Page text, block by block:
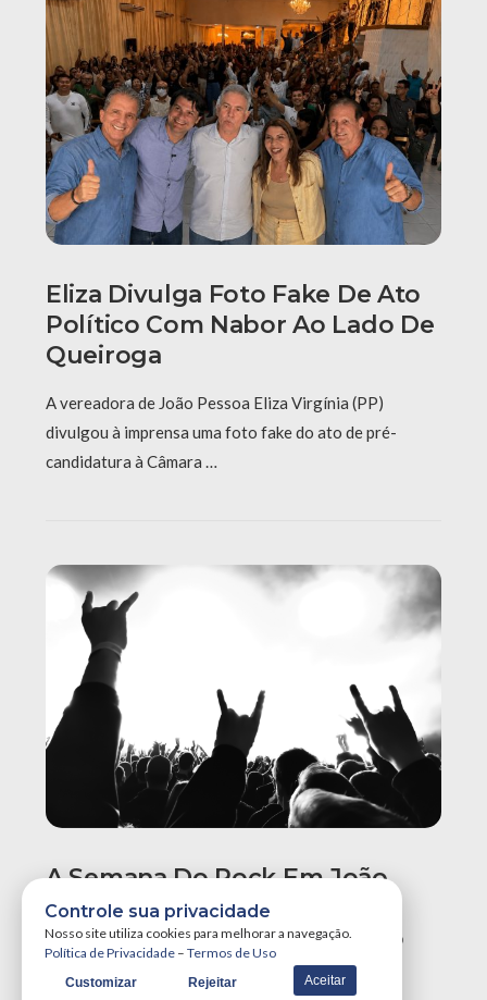
Eliza Divulga Foto Fake De Ato
Político Com Nabor Ao Lado De
Queiroga
A vereadora de João Pessoa Eliza Virgínia (PP)
divulgou à imprensa uma foto fake do ato de pré-
candidatura à Câmara …
A Semana Do Rock Em João
Pessoa Promete Um Dos
Maiores Finais De Semana Do
Controle sua privacidade
Nosso site utiliza cookies para melhorar a navegação.
Política de Privacidade – Termos de Uso
Customizar Rejeitar Aceitar